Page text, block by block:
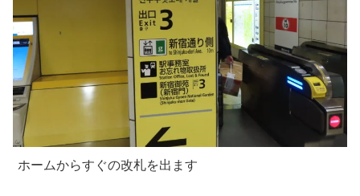
ホームからすぐの改札を出ます